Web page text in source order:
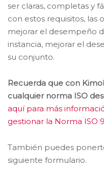
ser claras, completas y
con estos requisitos, las
mejorar el desempeño
instancia, mejorar el
su conjunto.
Recuerda que con
cualquier norma ISO
aquí para más
gestionar la Norma ISO
También puedes
siguiente formulario.